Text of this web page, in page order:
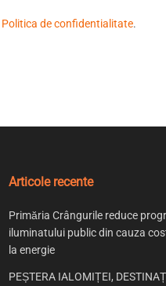
Politica de confidentialitate.
Articole recente
Primăria Crângurile reduce
iluminatului public din cauza
la energie
PEȘTERA IALOMIȚEI,